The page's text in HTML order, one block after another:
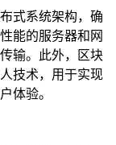
式系统架构，确
能的服务器和网
输。此外，区块
技术，用于实现
体验。